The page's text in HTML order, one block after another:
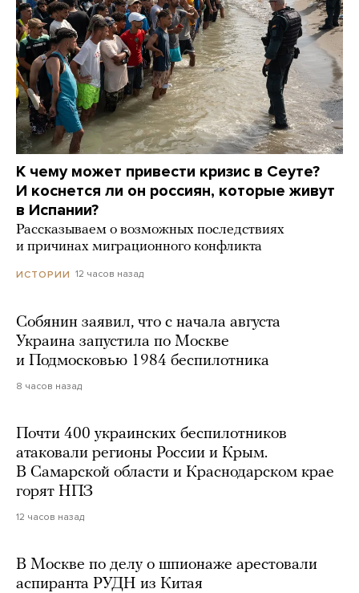
К чему может привести кризис в Сеуте?
И коснется ли он россиян, которые живут
в Испании?
Рассказываем о возможных последствиях
и причинах миграционного конфликта
ИСТОРИИ 12 часов назад
Собянин заявил, что с начала августа
Украина запустила по Москве
и Подмосковью 1984 беспилотника
8 часов назад
Почти 400 украинских беспилотников
атаковали регионы России и Крым.
В Самарской области и Краснодарском крае
горят НПЗ
12 часов назад
В Москве по делу о шпионаже арестовали
аспиранта РУДН из Китая